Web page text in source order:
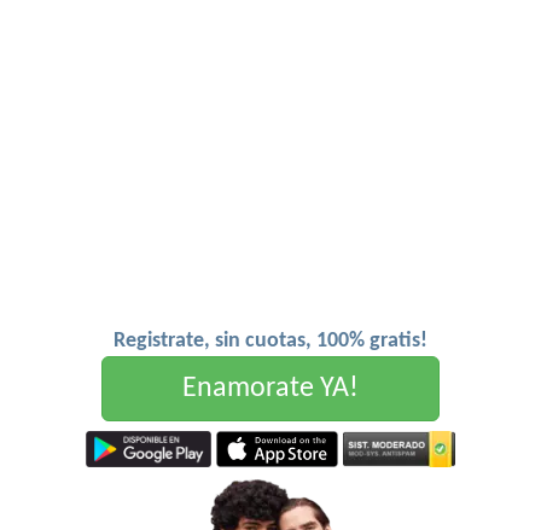
Registrate, sin cuotas, 100% gratis!
Enamorate YA!